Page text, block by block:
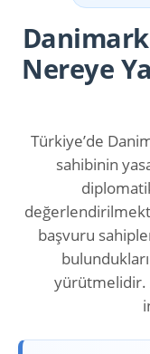
Nereye
Türkiye’de
sahibinin
başvuru
yürütmelidir.